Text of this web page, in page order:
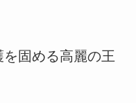
固める高麗の王